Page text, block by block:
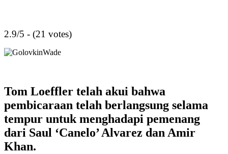
2.9/5 - (21 votes)
Tom Loeffler telah akui bahwa
pembicaraan telah berlangsung selama
tempur untuk menghadapi pemenang
dari Saul ‘Canelo’ Alvarez dan Amir
Khan.